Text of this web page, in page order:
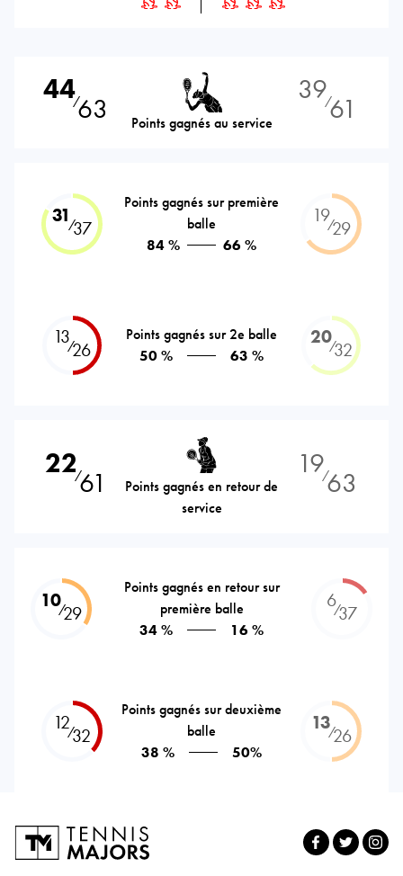
44⁄63 Points gagnés au service
39⁄61
31⁄37
Points gagnés sur première
balle
84 %
66 %
19⁄29
13⁄26
Points gagnés sur 2e balle
50 %
63 %
20⁄32
22⁄61
Points gagnés en retour de
service
19⁄63
10⁄29
Points gagnés en retour sur
première balle
34 %
16 %
6⁄37
12⁄32
Points gagnés sur deuxième
balle
38 %
50%
13⁄26